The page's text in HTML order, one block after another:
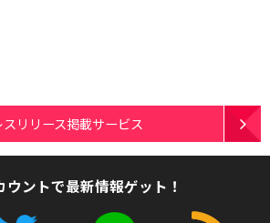
スリリース掲載サービス
ウントで最新情報ゲット！